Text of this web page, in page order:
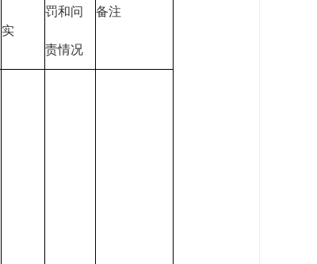
实
罚和问
责情况
备注